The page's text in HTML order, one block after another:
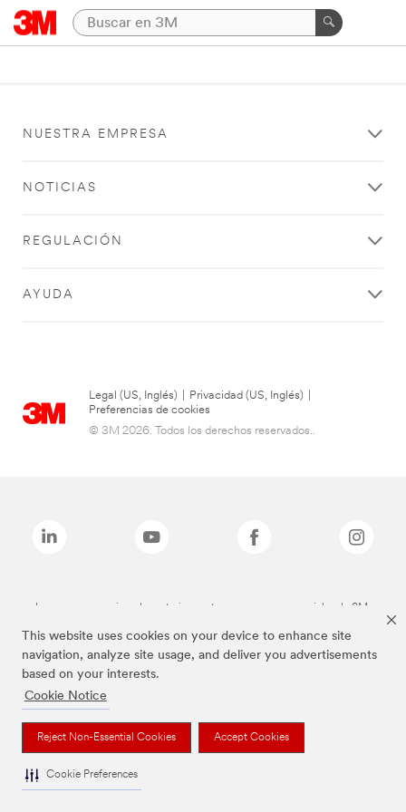
This website uses cookies on your device to enhance site
navigation, analyze site usage, and deliver you advertisements
based on your interests.
Cookie Notice
Reject Non-Essential Cookies Accept Cookies
Cookie Preferences
NUESTRA EMPRESA
NOTICIAS
REGULACIÓN
AYUDA
Legal (US, Inglés) Privacidad (US, Inglés)
Preferencias de cookies
© 3M 2026. Todos los derechos reservados..
Las marcas mencionadas anteriormente son marcas comerciales de 3M.